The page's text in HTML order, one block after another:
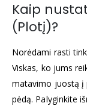
Kaip
(Plotį)?
Norėdami rasti
Viskas, ko jums
matavimo juostą į
pėdą. Palyginkite